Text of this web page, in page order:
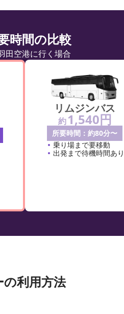
時間の比較
田空港に行く場合
リムジンバス
約1,540円
所要時間：約80分〜
乗り場まで要移動
出発まで待機時間あり
利用方法